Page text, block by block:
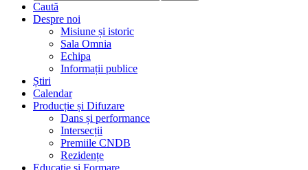
Caută
Despre noi
Misiune și istoric
Sala Omnia
Echipa
Informații publice
Știri
Calendar
Producție și Difuzare
Dans și performance
Intersecții
Premiile CNDB
Rezidențe
Educație și Formare